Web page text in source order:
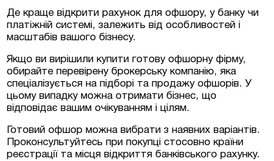
Де краще відкрити рахунок для офшору, у банку чи
платіжній системі, залежить від особливостей і
масштабів вашого бізнесу.
Якщо ви вирішили купити готову офшорну фірму,
обирайте перевірену брокерську компанію, яка
спеціалізується на підборі та продажу офшорів. У
цьому випадку можна отримати бізнес, що
відповідає вашим очікуванням і цілям.
Готовий офшор можна вибрати з наявних варіантів.
Проконсультуйтесь при покупці стосовно країни
реєстрації та місця відкриття банківського рахунку.